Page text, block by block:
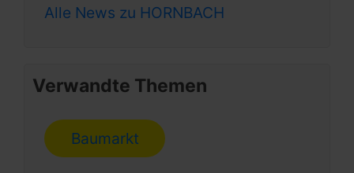
Alle News zu HORNBACH
Verwandte Themen
Baumarkt